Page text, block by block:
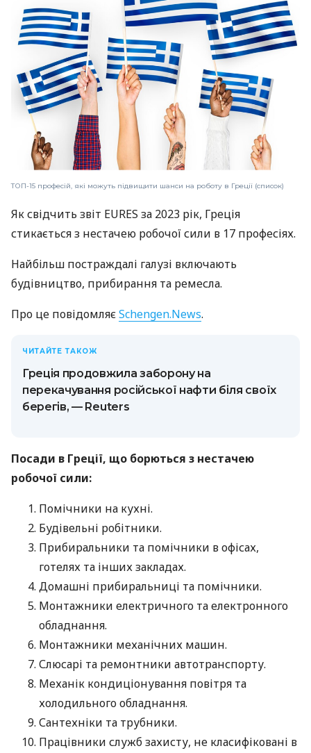
ТОП-15 професій, які можуть підвищити шанси на роботу в Греції (список)
Як свідчить звіт EURES за 2023 рік, Греція
стикається з нестачею робочої сили в 17 професіях.
Найбільш постраждалі галузі включають
будівництво, прибирання та ремесла.
Про це повідомляєSchengen.News.
ЧИТАЙТЕ ТАКОЖ
Греція продовжила заборону на
перекачування російської нафти біля своїх
берегів, — Reuters
Посади в Греції, що борються з нестачею
робочої сили:
Помічники на кухні.
Будівельні робітники.
Прибиральники та помічники в офісах,
готелях та інших закладах.
Домашні прибиральниці та помічники.
Монтажники електричного та електронного
обладнання.
Монтажники механічних машин.
Слюсарі та ремонтники автотранспорту.
Механік кондиціонування повітря та
холодильного обладнання.
Сантехніки та трубники.
Працівники служб захисту, не класифіковані в